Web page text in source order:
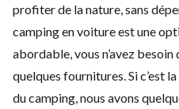
profiter de la nature, sans
camping en voiture est une
abordable, vous n’avez besoin
quelques fournitures. Si c’est
du camping, nous avons